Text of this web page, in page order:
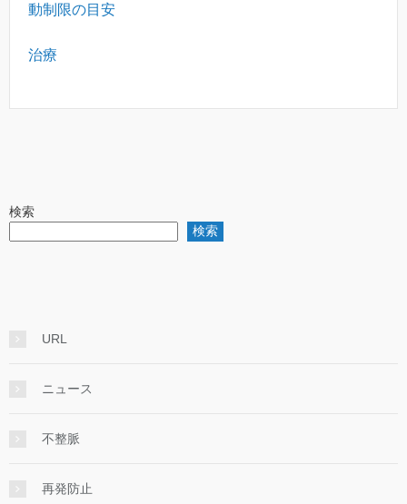
動制限の目安
治療
検索
検索
URL
ニュース
不整脈
再発防止